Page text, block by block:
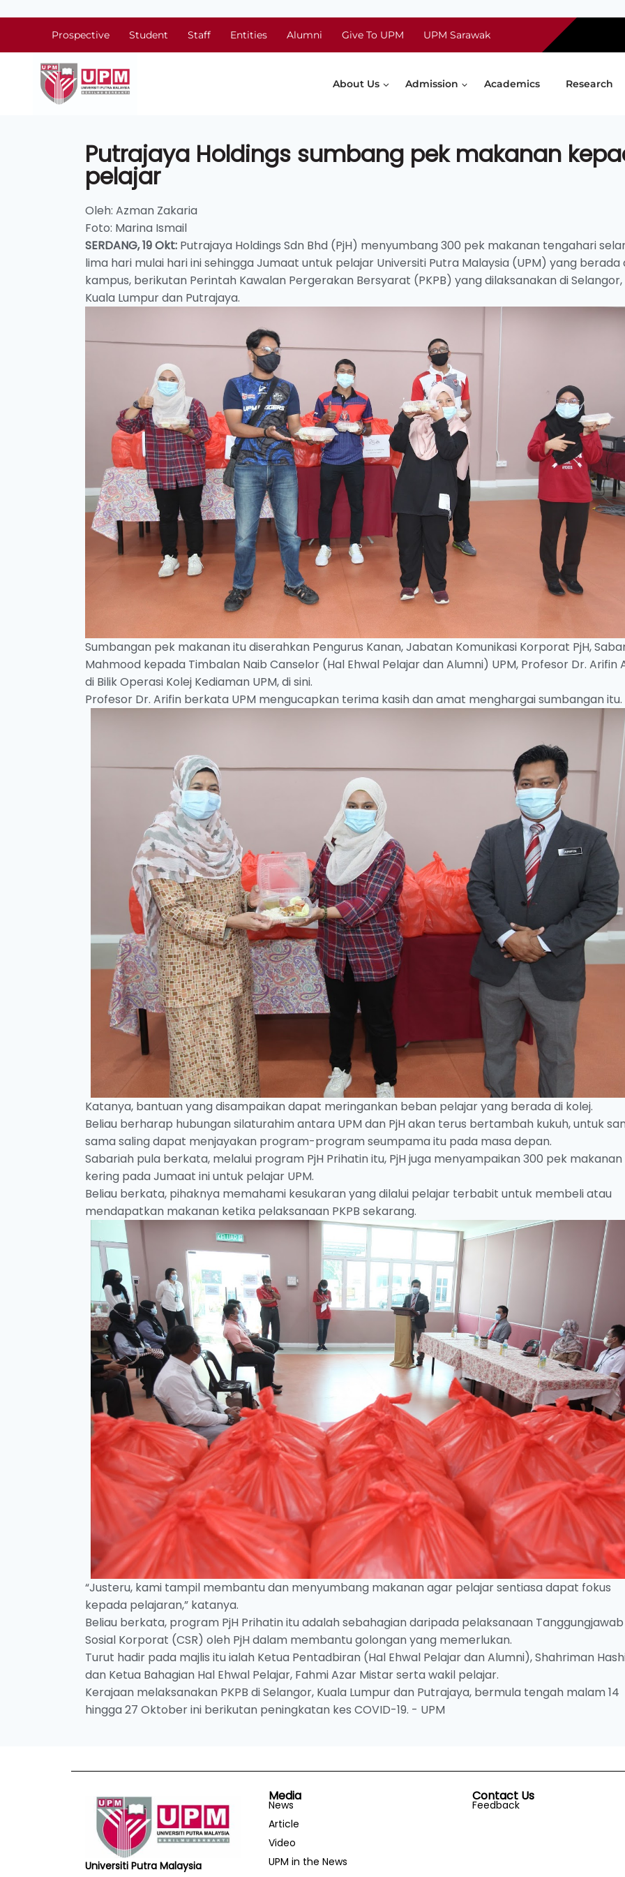
Prospective Student Staff Entities Alumni Give To UPM UPM Sarawak
About Us Admission Academics Research
Putrajaya Holdings sumbang pek makanan
pelajar
Oleh: Azman Zakaria
Foto: Marina Ismail
SERDANG, 19 Okt: Putrajaya Holdings Sdn Bhd (PjH) menyumbang 300 pek makanan tengahari
lima hari mulai hari ini sehingga Jumaat untuk pelajar Universiti Putra Malaysia (UPM) yang berada
kampus, berikutan Perintah Kawalan Pergerakan Bersyarat (PKPB) yang dilaksanakan di Selangor,
Kuala Lumpur dan Putrajaya.
Sumbangan pek makanan itu diserahkan Pengurus Kanan, Jabatan Komunikasi Korporat PjH,
Mahmood kepada Timbalan Naib Canselor (Hal Ehwal Pelajar dan Alumni) UPM, Profesor Dr. Arifin
di Bilik Operasi Kolej Kediaman UPM, di sini.
Profesor Dr. Arifin berkata UPM mengucapkan terima kasih dan amat menghargai sumbangan itu.
Katanya, bantuan yang disampaikan dapat meringankan beban pelajar yang berada di kolej.
Beliau berharap hubungan silaturahim antara UPM dan PjH akan terus bertambah kukuh, untuk
sama saling dapat menjayakan program-program seumpama itu pada masa depan.
Sabariah pula berkata, melalui program PjH Prihatin itu, PjH juga menyampaikan 300 pek makanan
kering pada Jumaat ini untuk pelajar UPM.
Beliau berkata, pihaknya memahami kesukaran yang dilalui pelajar terbabit untuk membeli atau
mendapatkan makanan ketika pelaksanaan PKPB sekarang.
“Justeru, kami tampil membantu dan menyumbang makanan agar pelajar sentiasa dapat fokus
kepada pelajaran,” katanya.
Beliau berkata, program PjH Prihatin itu adalah sebahagian daripada pelaksanaan Tanggungjawab
Sosial Korporat (CSR) oleh PjH dalam membantu golongan yang memerlukan.
Turut hadir pada majlis itu ialah Ketua Pentadbiran (Hal Ehwal Pelajar dan Alumni), Shahriman
dan Ketua Bahagian Hal Ehwal Pelajar, Fahmi Azar Mistar serta wakil pelajar.
Kerajaan melaksanakan PKPB di Selangor, Kuala Lumpur dan Putrajaya, bermula tengah malam 14
hingga 27 Oktober ini berikutan peningkatan kes COVID-19. - UPM
Universiti Putra Malaysia
Media
News
Article
Video
UPM in the News
Contact Us
Feedback